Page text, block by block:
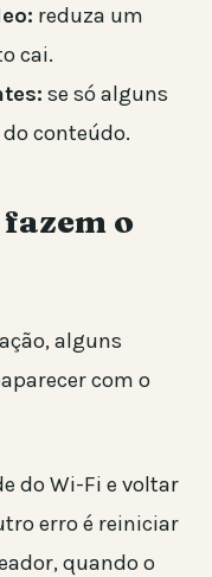
reduza um
cai.
se só alguns
conteúdo.
o
alguns
com o
do Wi-Fi e voltar
erro é reiniciar
quando o